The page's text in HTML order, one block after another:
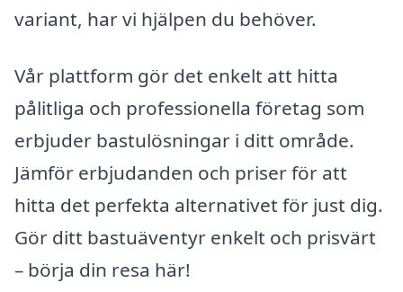
variant, har vi hjälpen du behöver.
Vår plattform gör det enkelt att hitta
pålitliga och professionella företag som
erbjuder bastulösningar i ditt område.
Jämför erbjudanden och priser för att
hitta det perfekta alternativet för just dig.
Gör ditt bastuäventyr enkelt och prisvärt
– börja din resa här!